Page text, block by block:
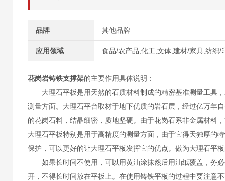
品牌 其他品牌
应用领域 食品/农产品,化工,文体,建材/家具,纺织/
花岗岩铸铁支撑架的主要作用具体说明：
大理石平板是用天然的石质材料制成的精密基准测量工具，
测量方面。大理石平台取材于地下优质的岩石层，经过亿万年
的花岗石料，结晶细密，质地坚硬。由于花岗石系非金属材料
大理石平板特别是用于高精度的测量方面，由于它得天独厚的
保护，可以更好的让大理石平板发挥它的优点。做为大理石平
如果长时间不使用，可以用黄油涂抹然后用油纸覆盖，务必
开，不得长时间放在平板上。在使用铸铁平板的过程中要注意